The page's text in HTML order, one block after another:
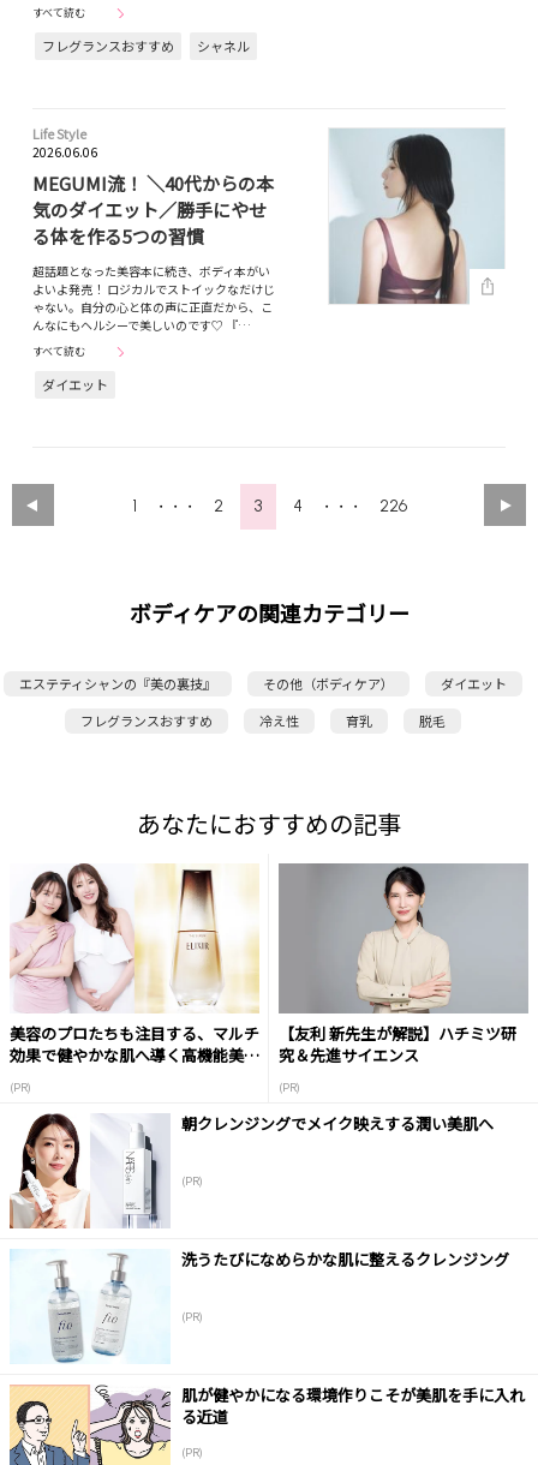
すべて読む
フレグランスおすすめ シャネル
Life Style
2026.06.06
MEGUMI流！ ＼40代からの本
気のダイエット／勝手にやせ
る体を作る5つの習慣
超話題となった美容本に続き、ボディ本がい
よいよ発売！ ロジカルでストイックなだけじ
ゃない。自分の心と体の声に正直だから、こ
んなにもヘルシーで美しいのです♡ 『…
すべて読む
ダイエット
1 ・・・ 2 3 4 ・・・ 226
ボディケアの関連カテゴリー
エステティシャンの『美の裏技』 その他（ボディケア）
ダイエット
フレグランスおすすめ
冷え性 育乳 脱毛
あなたにおすすめの記事
美容のプロたちも注目する、マルチ
効果で健やかな肌へ導く高機能美容
(PR)
【友利 新先生が解説】ハチミツ研
究＆先進サイエンス
(PR)
朝クレンジングでメイク映えする潤い美肌へ
(PR)
洗うたびになめらかな肌に整えるクレンジング
(PR)
肌が健やかになる環境作りこそが美肌を手に入れ
る近道
(PR)